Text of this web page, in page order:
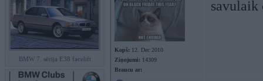
BMW 7. sērija E38 facelift
Kopš: 12. Dec 2010
Ziņojumi: 14309
Braucu ar:
savulaik